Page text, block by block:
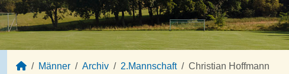
Männer Archiv 2.Mannschaft Christian Hoffmann